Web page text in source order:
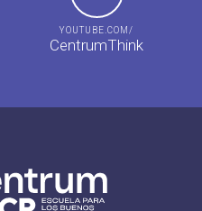
YOUTUBE.COM/
CentrumThink